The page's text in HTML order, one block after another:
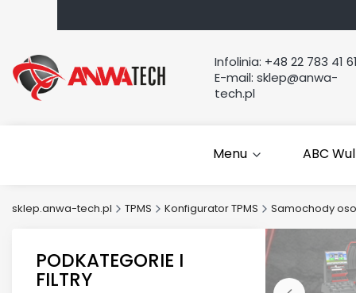
Infolinia: +48 22 783 41 61
E-mail: sklep@anwa-
tech.pl
Menu ABC
sklep.anwa-tech.pl TPMS Konfigurator TPMS Samochody
PODKATEGORIE I
FILTRY